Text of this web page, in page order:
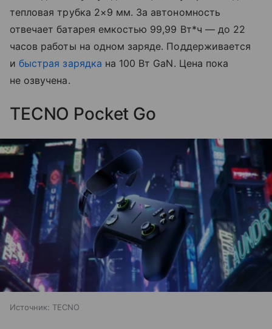
тепловая трубка 2×9 мм. За автономность
отвечает батарея емкостью 99,99 Вт*ч — до 22
часов работы на одном заряде. Поддерживается
ибыстрая зарядка на 100 Вт GaN. Цена пока
не озвучена.
TECNO Pocket Go
Источник: TECNO